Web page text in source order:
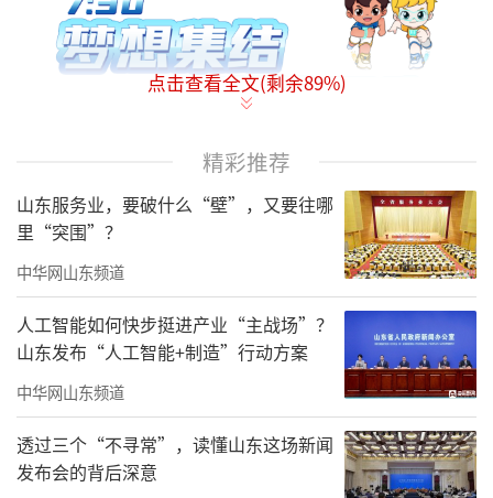
此次海尔·2025青岛马拉松报名人数超17.
8万，是历年来报名人数最多的一届，来自全球
39个国家和地区的跑者齐聚，人气爆棚。
点击查看全文(剩余89%)
精彩推荐
山东服务业，要破什么“壁”，又要往哪
里“突围”？
中华网山东频道
人工智能如何快步挺进产业“主战场”？
山东发布“人工智能+制造”行动方案
中华网山东频道
透过三个“不寻常”，读懂山东这场新闻
发布会的背后深意